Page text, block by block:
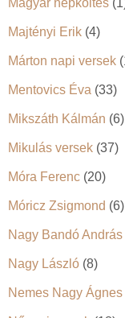
Majtényi Erik (4)
Márton napi versek
Mentovics Éva (33)
Mikszáth Kálmán (6)
Mikulás versek (37)
Móra Ferenc (20)
Móricz Zsigmond (6)
Nagy Bandó András
Nagy László (8)
Nemes Nagy Ágnes